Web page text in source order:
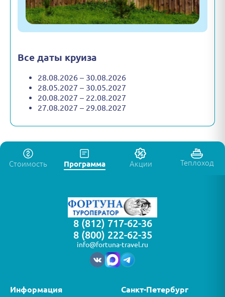
Все даты круиза
28.08.2026 – 30.08.2026
28.05.2027 – 30.05.2027
20.08.2027 – 22.08.2027
27.08.2027 – 29.08.2027
Стоимость Программа Акции Теплоход
8 (812) 717-62-36
8 (800) 222-62-35
info@fortuna-travel.ru
Информация Санкт-Петербург